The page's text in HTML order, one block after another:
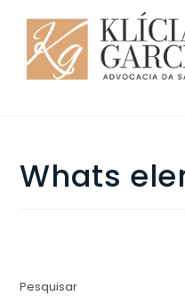
Whats
Pesquisar